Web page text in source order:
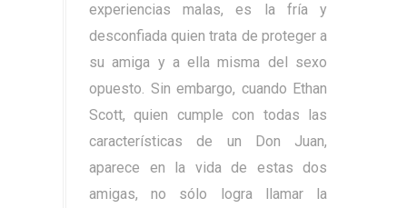
experiencias malas, es la fría y
desconfiada quien trata de proteger a
su amiga y a ella misma del sexo
opuesto. Sin embargo, cuando Ethan
Scott, quien cumple con todas las
características de un Don Juan,
aparece en la vida de estas dos
amigas, no sólo logra llamar la